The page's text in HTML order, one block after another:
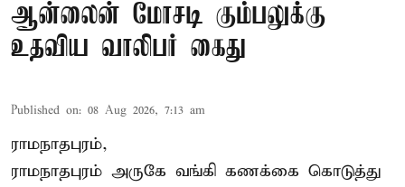
ஆன்லைன் மோசடி கும்பலுக்கு
உதவிய வாலிபர் கைது
Published on: 08 Aug 2026, 7:13 am
ராமநாதபுரம்,
ராமநாதபுரம் அருகே வங்கி கணக்கை கொடுத்து